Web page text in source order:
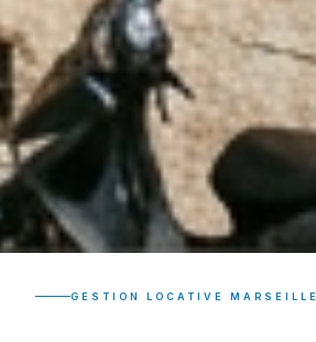
GESTION LOCATIVE MARSEILLE